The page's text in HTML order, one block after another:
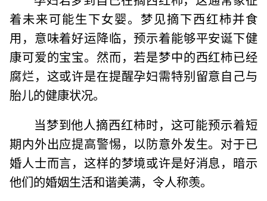
着未来可能生下女婴。梦见摘下西红柿并食
用，意味着好运降临，预示着能够平安诞下健
康可爱的宝宝。然而，若是梦中的西红柿已经
腐烂，这或许是在提醒孕妇需特别留意自己与
胎儿的健康状况。
当梦到他人摘西红柿时，这可能预示着短
期内外出应提高警惕，以防意外发生。对于已
婚人士而言，这样的梦境或许是好消息，暗示
他们的婚姻生活和谐美满，令人称羡。